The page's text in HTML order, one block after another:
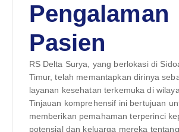
Pengalaman
Pasien
RS Delta Surya, yang berlokasi di
Timur, telah memantapkan dirinya
layanan kesehatan terkemuka di
Tinjauan komprehensif ini bertujuan
memberikan pemahaman terperinci
potensial dan keluarga mereka